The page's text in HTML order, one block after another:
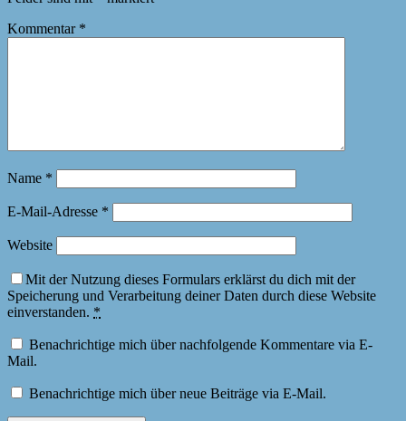
Kommentar *
Name *
E-Mail-Adresse *
Website
Mit der Nutzung dieses Formulars erklärst du dich mit der
Speicherung und Verarbeitung deiner Daten durch diese Website
einverstanden. *
Benachrichtige mich über nachfolgende Kommentare via E-
Mail.
Benachrichtige mich über neue Beiträge via E-Mail.